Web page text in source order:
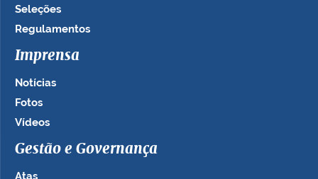
Seleções
Regulamentos
Imprensa
Notícias
Fotos
Vídeos
Gestão e Governança
Atas